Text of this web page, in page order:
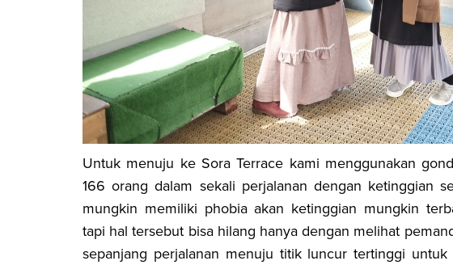
Untuk menuju ke Sora Terrace kami menggunakan
166 orang dalam sekali perjalanan dengan ketinggian
mungkin memiliki phobia akan ketinggian mungkin
tapi hal tersebut bisa hilang hanya dengan melihat
sepanjang perjalanan menuju titik luncur tertinggi